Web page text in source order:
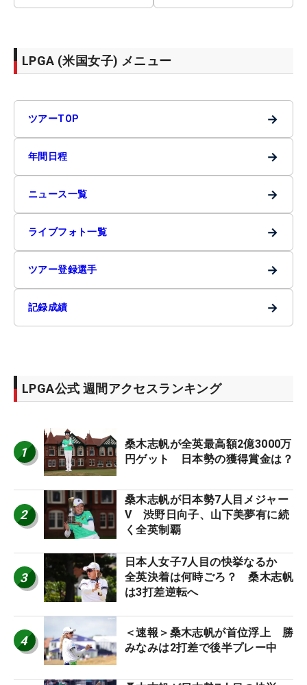
LPGA (米国女子) メニュー
ツアーTOP →
年間日程 →
ニュース一覧 →
ライブフォト一覧 →
ツアー登録選手 →
記録成績 →
LPGA公式 週間アクセスランキング
1
桑木志帆が全英最高額2億3000万
円ゲット 日本勢の獲得賞金は？
2
桑木志帆が日本勢7人目メジャー
V 渋野日向子、山下美夢有に続
く全英制覇
3
日本人女子7人目の快挙なるか
全英決着は何時ごろ？ 桑木志帆
は3打差逆転へ
4
＜速報＞桑木志帆が首位浮上 勝
みなみは2打差で後半プレー中